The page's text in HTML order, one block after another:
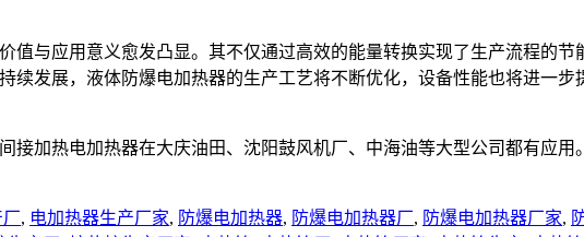
与应用意义愈发凸显。其不仅通过高效的能量转换实现了生产流程的
续发展，液体防爆电加热器的生产工艺将不断优化，设备性能也将进一
加热电加热器在大庆油田、沈阳鼓风机厂、中海油等大型公司都有应
, 电加热器生产厂家, 防爆电加热器, 防爆电加热器厂, 防爆电加热器厂家,